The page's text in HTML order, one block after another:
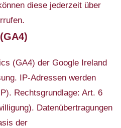
diese jederzeit über
(GA4) der Google Ireland
IP-Adressen werden
Rechtsgrundlage: Art. 6
Datenübertragungen
der